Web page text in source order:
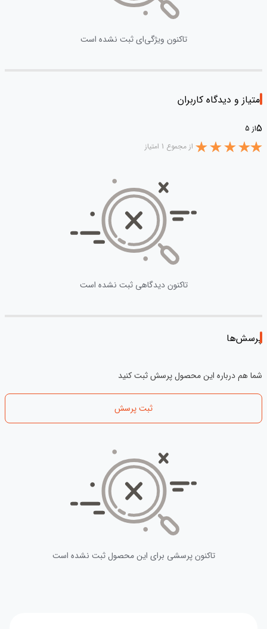
تاکنون ویژگی‌ای ثبت نشده است
امتیاز و دیدگاه کاربران
5از 5
از مجموع 1 امتیاز
تاکنون دیدگاهی ثبت نشده است
پرسش‌ها
شما هم درباره این محصول پرسش ثبت کنید
ثبت پرسش
تاکنون پرسشی برای این محصول ثبت نشده است